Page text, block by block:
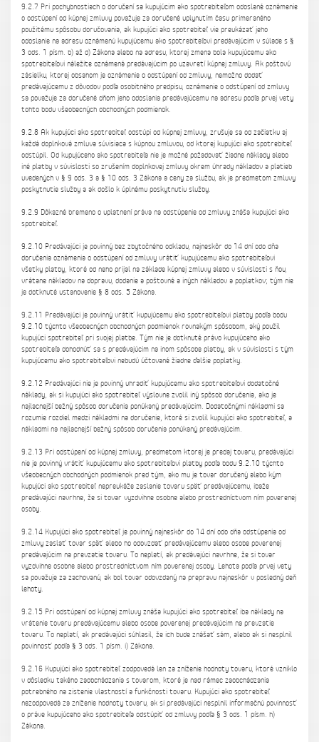
9.2.7 Pri pochybnostiach o doručení sa kupujúcim ako spotrebiteľom odoslané oznámenie
o odstúpení od kúpnej zmluvy považuje za doručené uplynutím času primeraného
použitému spôsobu doručovania, ak kupujúci ako spotrebiteľ vie preukázať jeho
odoslanie na adresu oznámenú kupujúcemu ako spotrebiteľovi predávajúcim v súlade s §
3 ods. 1 písm. b) až d) Zákona alebo na adresu, ktorej zmena bola kupujúcemu ako
spotrebiteľovi náležite oznámená predávajúcim po uzavretí kúpnej zmluvy. Ak poštovú
zásielku, ktorej obsahom je oznámenie o odstúpení od zmluvy, nemožno dodať
predávajúcemu z dôvodov podľa osobitného predpisu, oznámenie o odstúpení od zmluvy
sa považuje za doručené dňom jeho odoslania predávajúcemu na adresu podľa prvej vety
tohto bodu všeobecných obchodných podmienok.
9.2.8 Ak kupujúci ako spotrebiteľ odstúpi od kúpnej zmluvy, zrušuje sa od začiatku aj
každá doplnková zmluva súvisiaca s kúpnou zmluvou, od ktorej kupujúci ako spotrebiteľ
odstúpil. Od kupujúceho ako spotrebiteľa nie je možné požadovať žiadne náklady alebo
iné platby v súvislosti so zrušením doplnkovej zmluvy okrem úhrady nákladov a platieb
uvedených v § 9 ods. 3 a § 10 ods. 3 Zákona a ceny za službu, ak je predmetom zmluvy
poskytnutie služby a ak došlo k úplnému poskytnutiu služby.
9.2.9 Dôkazné bremeno o uplatnení práva na odstúpenie od zmluvy znáša kupujúci ako
spotrebiteľ.
9.2.10 Predávajúci je povinný bez zbytočného odkladu, najneskôr do 14 dní odo dňa
doručenia oznámenia o odstúpení od zmluvy vrátiť kupujúcemu ako spotrebiteľovi
všetky platby, ktoré od neho prijal na základe kúpnej zmluvy alebo v súvislosti s ňou,
vrátane nákladov na dopravu, dodanie a poštovné a iných nákladov a poplatkov; tým nie
je dotknuté ustanovenie § 8 ods. 5 Zákona.
9.2.11 Predávajúci je povinný vrátiť kupujúcemu ako spotrebiteľovi platby podľa bodu
9.2.10 týchto všeobecných obchodných podmienok rovnakým spôsobom, aký použil
kupujúci spotrebiteľ pri svojej platbe. Tým nie je dotknuté právo kupujúceho ako
spotrebiteľa dohodnúť sa s predávajúcim na inom spôsobe platby, ak v súvislosti s tým
kupujúcemu ako spotrebiteľovi nebudú účtované žiadne ďalšie poplatky.
9.2.12 Predávajúci nie je povinný uhradiť kupujúcemu ako spotrebiteľovi dodatočné
náklady, ak si kupujúci ako spotrebiteľ výslovne zvolil iný spôsob doručenia, ako je
najlacnejší bežný spôsob doručenia ponúkaný predávajúcim. Dodatočnými nákladmi sa
rozumie rozdiel medzi nákladmi na doručenie, ktoré si zvolil kupujúci ako spotrebiteľ, a
nákladmi na najlacnejší bežný spôsob doručenia ponúkaný predávajúcim.
9.2.13 Pri odstúpení od kúpnej zmluvy, predmetom ktorej je predaj tovaru, predávajúci
nie je povinný vrátiť kupujúcemu ako spotrebiteľovi platby podľa bodu 9.2.10 týchto
všeobecných obchodných podmienok pred tým, ako mu je tovar doručený alebo kým
kupujúci ako spotrebiteľ nepreukáže zaslanie tovaru späť predávajúcemu, ibaže
predávajúci navrhne, že si tovar vyzdvihne osobne alebo prostredníctvom ním poverenej
osoby.
9.2.14 Kupujúci ako spotrebiteľ je povinný najneskôr do 14 dní odo dňa odstúpenia od
zmluvy zaslať tovar späť alebo ho odovzdať predávajúcemu alebo osobe poverenej
predávajúcim na prevzatie tovaru. To neplatí, ak predávajúci navrhne, že si tovar
vyzdvihne osobne alebo prostredníctvom ním poverenej osoby. Lehota podľa prvej vety
sa považuje za zachovanú, ak bol tovar odovzdaný na prepravu najneskôr v posledný deň
lehoty.
9.2.15 Pri odstúpení od kúpnej zmluvy znáša kupujúci ako spotrebiteľ iba náklady na
vrátenie tovaru predávajúcemu alebo osobe poverenej predávajúcim na prevzatie
tovaru. To neplatí, ak predávajúci súhlasil, že ich bude znášať sám, alebo ak si nesplnil
povinnosť podľa § 3 ods. 1 písm. i) Zákona.
9.2.16 Kupujúci ako spotrebiteľ zodpovedá len za zníženie hodnoty tovaru, ktoré vzniklo
v dôsledku takého zaobchádzania s tovarom, ktoré je nad rámec zaobchádzania
potrebného na zistenie vlastností a funkčnosti tovaru. Kupujúci ako spotrebiteľ
nezodpovedá za zníženie hodnoty tovaru, ak si predávajúci nesplnil informačnú povinnosť
o práve kupujúceho ako spotrebiteľa odstúpiť od zmluvy podľa § 3 ods. 1 písm. h)
Zákona.